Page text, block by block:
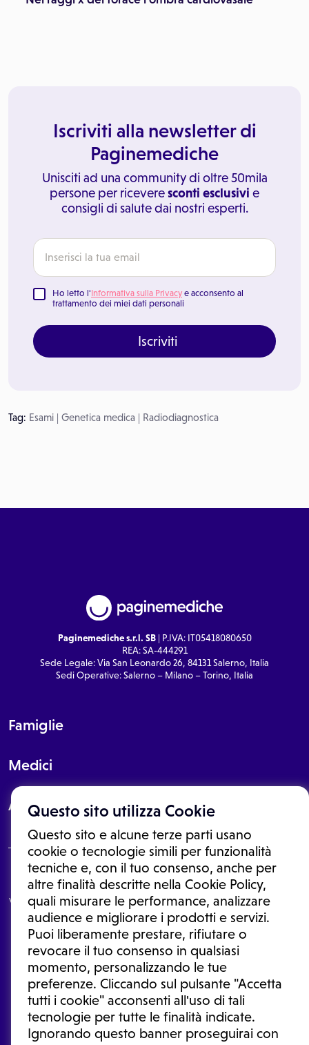
Questo sito utilizza Cookie
Questo sito e alcune terze parti usano
cookie o tecnologie simili per funzionalità
tecniche e, con il tuo consenso, anche per
altre finalità descritte nella Cookie Policy,
quali misurare le performance, analizzare
audience e migliorare i prodotti e servizi.
Puoi liberamente prestare, rifiutare o
revocare il tuo consenso in qualsiasi
momento, personalizzando le tue
preferenze. Cliccando sul pulsante "Accetta
tutti i cookie" acconsenti all'uso di tali
tecnologie per tutte le finalità indicate.
Ignorando questo banner proseguirai con
Iscriviti alla newsletter di
Paginemediche
Unisciti ad una community di oltre 50mila
persone per riceveresconti esclusivi e
consigli di salute dai nostri esperti.
Ho letto l'Informativa sulla Privacy e acconsento al
trattamento dei miei dati personali
Iscriviti
Tag: Esami | Genetica medica | Radiodiagnostica
Paginemediche s.r.l. SB| P.IVA: IT05418080650
REA: SA-444291
Sede Legale: Via San Leonardo 26, 84131 Salerno, Italia
Sedi Operative: Salerno – Milano – Torino, Italia
Famiglie
Medici
About
Le informazioni proposte in questo sito non sono un consulto medico.
In nessun caso, queste informazioni sostituiscono un consulto, una
visita o una diagnosi formulata dal medico. Non si devono considerare
le informazioni disponibili come suggerimenti per la formulazione di
una diagnosi, la determinazione di un trattamento o l'assunzione o
sospensione di un farmaco senza prima consultare un medico di
medicina generale o uno specialista.
Condizioni di utilizzo|Privacy Policy |Gestione cookie
Ⓒ 2026 | Tutti i diritti riservati.